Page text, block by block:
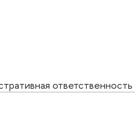
ответственность